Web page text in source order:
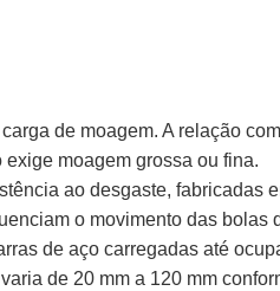
de moagem. A relação
moagem grossa ou fina.
ao desgaste, fabricadas
o movimento das bolas
de aço carregadas até
de 20 mm a 120 mm